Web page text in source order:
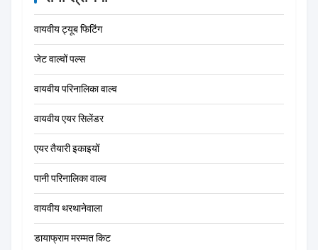
वायवीय ट्यूब फिटिंग
जेट वाल्वों पल्स
वायवीय परिनालिका वाल्व
वायवीय एयर सिलेंडर
एयर तैयारी इकाइयों
पानी परिनालिका वाल्व
वायवीय थरथानेवाला
डायाफ्राम मरम्मत किट